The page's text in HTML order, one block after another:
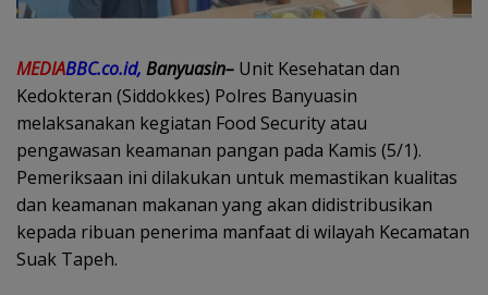
MEDIABBC.co.id, Banyuasin– Unit Kesehatan dan
Kedokteran (Siddokkes) Polres Banyuasin
melaksanakan kegiatan Food Security atau
pengawasan keamanan pangan pada Kamis (5/1).
Pemeriksaan ini dilakukan untuk memastikan kualitas
dan keamanan makanan yang akan didistribusikan
kepada ribuan penerima manfaat di wilayah Kecamatan
Suak Tapeh.